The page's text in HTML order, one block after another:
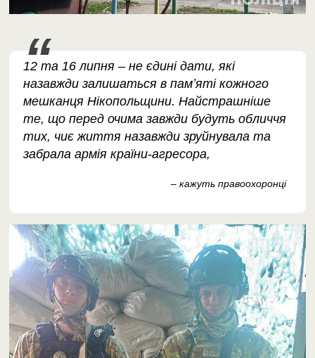
12 та 16 липня – не єдині дати, які
назавжди залишаться в памʼяті кожного
мешканця Нікопольщини. Найстрашніше
те, що перед очима завжди будуть обличчя
тих, чиє життя назавжди зруйнувала та
забрала армія країни-агресора,
– кажуть правоохоронці